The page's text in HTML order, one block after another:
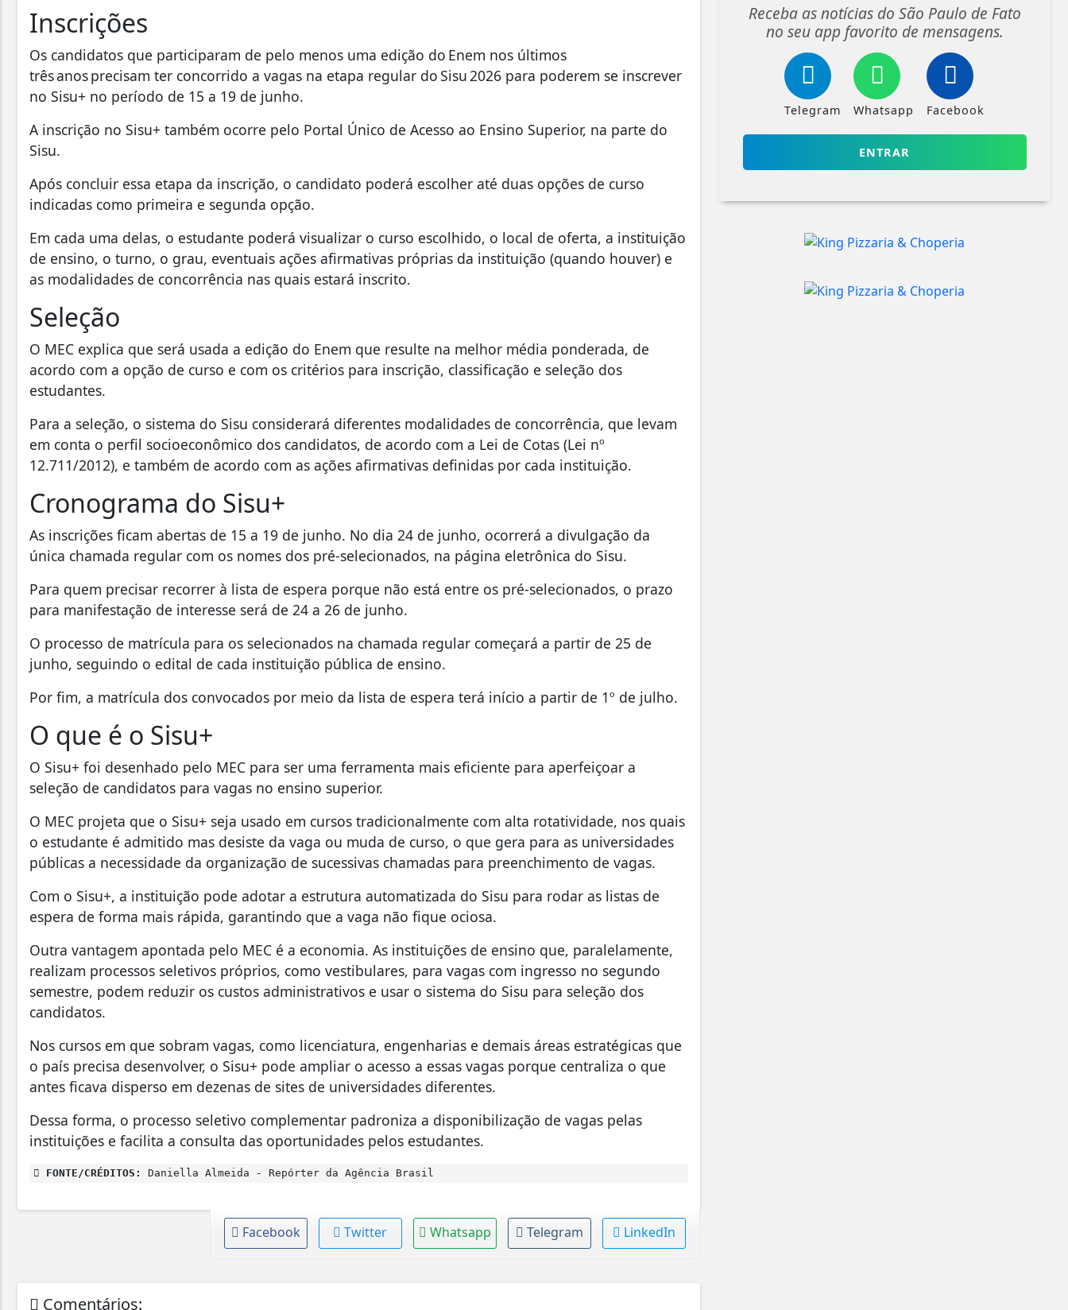
Inscrições
Os candidatos que participaram de pelo menos uma edição do Enem nos últimos
três anos precisam ter concorrido a vagas na etapa regular do Sisu 2026 para poderem se inscrever
no Sisu+ no período de 15 a 19 de junho.
A inscrição no Sisu+ também ocorre pelo Portal Único de Acesso ao Ensino Superior, na parte do
Sisu.
Após concluir essa etapa da inscrição, o candidato poderá escolher até duas opções de curso
indicadas como primeira e segunda opção.
Em cada uma delas, o estudante poderá visualizar o curso escolhido, o local de oferta, a instituição
de ensino, o turno, o grau, eventuais ações afirmativas próprias da instituição (quando houver) e
as modalidades de concorrência nas quais estará inscrito.
Seleção
O MEC explica que será usada a edição do Enem que resulte na melhor média ponderada, de
acordo com a opção de curso e com os critérios para inscrição, classificação e seleção dos
estudantes.
Para a seleção, o sistema do Sisu considerará diferentes modalidades de concorrência, que levam
em conta o perfil socioeconômico dos candidatos, de acordo com a Lei de Cotas (Lei nº
12.711/2012), e também de acordo com as ações afirmativas definidas por cada instituição.
Cronograma do Sisu+
As inscrições ficam abertas de 15 a 19 de junho. No dia 24 de junho, ocorrerá a divulgação da
única chamada regular com os nomes dos pré-selecionados, na página eletrônica do Sisu.
Para quem precisar recorrer à lista de espera porque não está entre os pré-selecionados, o prazo
para manifestação de interesse será de 24 a 26 de junho.
O processo de matrícula para os selecionados na chamada regular começará a partir de 25 de
junho, seguindo o edital de cada instituição pública de ensino.
Por fim, a matrícula dos convocados por meio da lista de espera terá início a partir de 1º de julho.
O que é o Sisu+
O Sisu+ foi desenhado pelo MEC para ser uma ferramenta mais eficiente para aperfeiçoar a
seleção de candidatos para vagas no ensino superior.
O MEC projeta que o Sisu+ seja usado em cursos tradicionalmente com alta rotatividade, nos quais
o estudante é admitido mas desiste da vaga ou muda de curso, o que gera para as universidades
públicas a necessidade da organização de sucessivas chamadas para preenchimento de vagas.
Com o Sisu+, a instituição pode adotar a estrutura automatizada do Sisu para rodar as listas de
espera de forma mais rápida, garantindo que a vaga não fique ociosa.
Outra vantagem apontada pelo MEC é a economia. As instituições de ensino que, paralelamente,
realizam processos seletivos próprios, como vestibulares, para vagas com ingresso no segundo
semestre, podem reduzir os custos administrativos e usar o sistema do Sisu para seleção dos
candidatos.
Nos cursos em que sobram vagas, como licenciatura, engenharias e demais áreas estratégicas que
o país precisa desenvolver, o Sisu+ pode ampliar o acesso a essas vagas porque centraliza o que
antes ficava disperso em dezenas de sites de universidades diferentes.
Dessa forma, o processo seletivo complementar padroniza a disponibilização de vagas pelas
instituições e facilita a consulta das oportunidades pelos estudantes.
FONTE/CRÉDITOS: Daniella Almeida - Repórter da Agência Brasil
Facebook Twitter Whatsapp Telegram LinkedIn
Comentários:
Receba as notícias do São Paulo de Fato
no seu app favorito de mensagens.
Telegram Whatsapp Facebook
ENTRAR